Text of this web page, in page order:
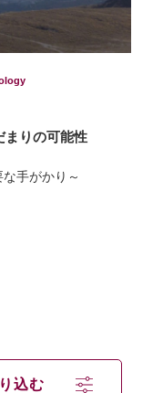
まりの可能性
手がかり～
込む